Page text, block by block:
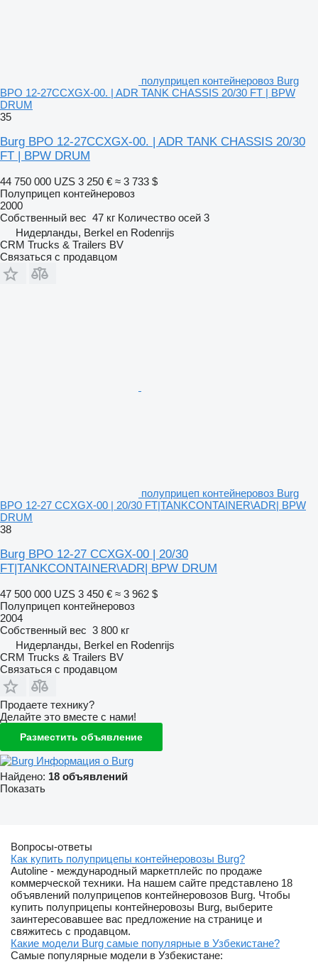
полуприцеп контейнеровоз Burg
BPO 12-27CCXGX-00. | ADR TANK CHASSIS 20/30 FT | BPW
DRUM
35
Burg BPO 12-27CCXGX-00. | ADR TANK CHASSIS 20/30
FT | BPW DRUM
44 750 000 UZS 3 250 € ≈ 3 733 $
Полуприцеп контейнеровоз
2000
Собственный вес 47 кг Количество осей 3
Нидерланды, Berkel en Rodenrijs
CRM Trucks & Trailers BV
Связаться с продавцом
полуприцеп контейнеровоз Burg
BPO 12-27 CCXGX-00 | 20/30 FT|TANKCONTAINER\ADR| BPW
DRUM
38
Burg BPO 12-27 CCXGX-00 | 20/30
FT|TANKCONTAINER\ADR| BPW DRUM
47 500 000 UZS 3 450 € ≈ 3 962 $
Полуприцеп контейнеровоз
2004
Собственный вес 3 800 кг
Нидерланды, Berkel en Rodenrijs
CRM Trucks & Trailers BV
Связаться с продавцом
Продаете технику?
Делайте это вместе с нами!
Разместить объявление
Информация о Burg
Найдено: 18 объявлений
Показать
Вопросы-ответы
Как купить полуприцепы контейнеровозы Burg?
Autoline - международный маркетплейс по продаже
коммерческой техники. На нашем сайте представлено 18
объявлений полуприцепов контейнеровозов Burg. Чтобы
купить полуприцепы контейнеровозы Burg, выберите
заинтересовавшее вас предложение на странице и
свяжитесь с продавцом.
Какие модели Burg самые популярные в Узбекистане?
Самые популярные модели в Узбекистане: